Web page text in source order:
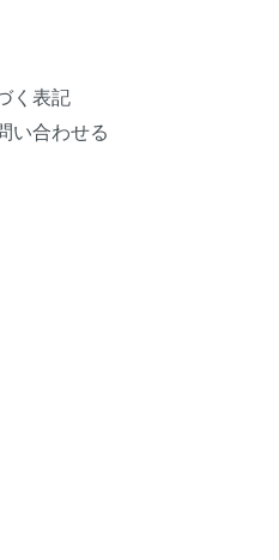
く表記
い合わせる